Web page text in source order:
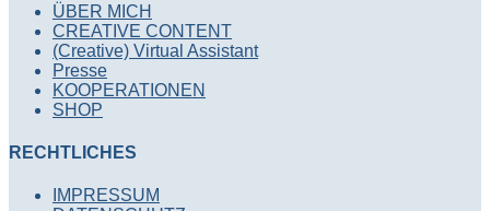
ÜBER MICH
CREATIVE CONTENT
(Creative) Virtual Assistant
Presse
KOOPERATIONEN
SHOP
RECHTLICHES
IMPRESSUM